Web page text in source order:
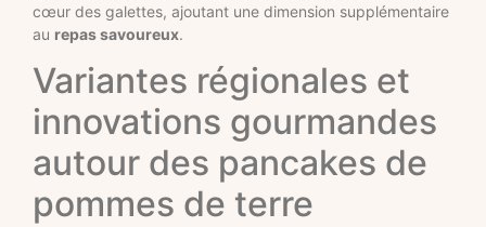
cœur des galettes, ajoutant une dimension supplémentaire
au repas savoureux.
Variantes régionales et
innovations gourmandes
autour des pancakes de
pommes de terre